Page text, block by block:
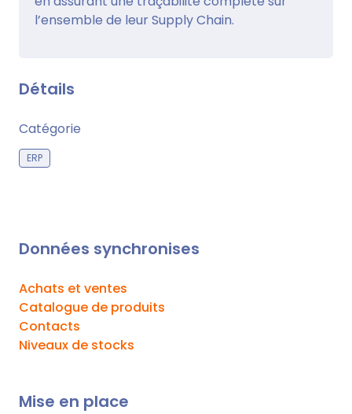
l’ensemble de leur Supply Chain.
Détails
Catégorie
ERP
Données synchronises
Achats et ventes
Catalogue de produits
Contacts
Niveaux de stocks
Mise en place